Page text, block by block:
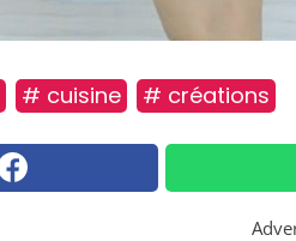
# cuisine # créations